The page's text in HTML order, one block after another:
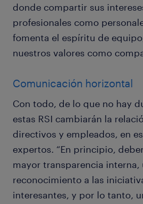
donde compartir sus
profesionales como
fomenta el espíritu de
nuestros valores como
Comunicación horizontal
Con todo, de lo que no hay
estas RSI cambiarán la
directivos y empleados, en
expertos. “En principio,
mayor transparencia interna,
reconocimiento a las
interesantes, y por lo tanto,